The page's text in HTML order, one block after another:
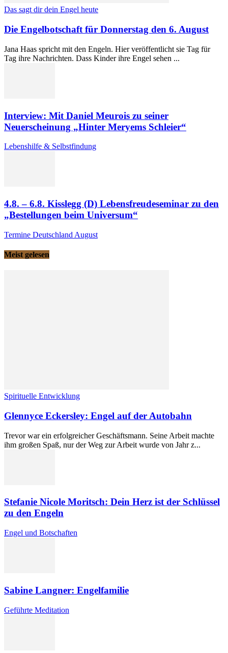
Das sagt dir dein Engel heute
Die Engelbotschaft für Donnerstag den 6. August
Jana Haas spricht mit den Engeln. Hier veröffentlicht sie Tag für
Tag ihre Nachrichten. Dass Kinder ihre Engel sehen ...
Interview: Mit Daniel Meurois zu seiner
Neuerscheinung „Hinter Meryems Schleier“
Lebenshilfe & Selbstfindung
4.8. – 6.8. Kisslegg (D) Lebensfreudeseminar zu den
„Bestellungen beim Universum“
Termine Deutschland August
Meist gelesen
Spirituelle Entwicklung
Glennyce Eckersley: Engel auf der Autobahn
Trevor war ein erfolgreicher Geschäftsmann. Seine Arbeit machte
ihm großen Spaß, nur der Weg zur Arbeit wurde von Jahr z...
Stefanie Nicole Moritsch: Dein Herz ist der Schlüssel
zu den Engeln
Engel und Botschaften
Sabine Langner: Engelfamilie
Geführte Meditation